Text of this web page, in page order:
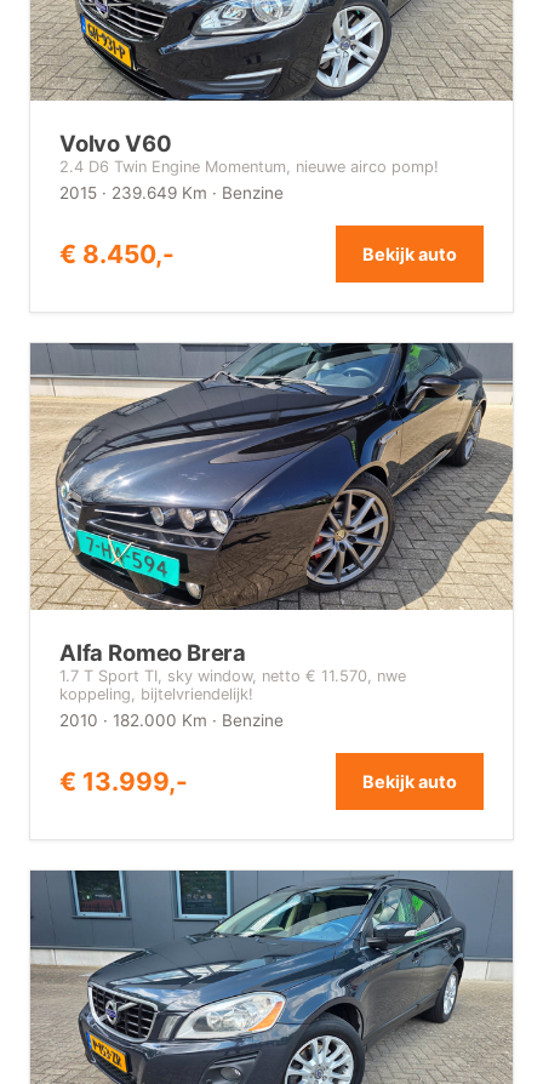
Volvo V60
2.4 D6 Twin Engine Momentum, nieuwe airco pomp!
2015 · 239.649 Km · Benzine
€ 8.450,- Bekijk auto
Alfa Romeo Brera
1.7 T Sport TI, sky window, netto € 11.570, nwe
koppeling, bijtelvriendelijk!
2010 · 182.000 Km · Benzine
€ 13.999,- Bekijk auto